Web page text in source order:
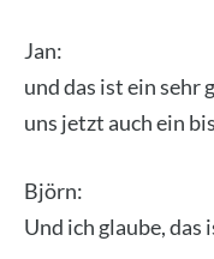
Jan:
und das ist ein sehr
uns jetzt auch ein
Björn:
Und ich glau­be, das